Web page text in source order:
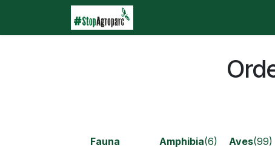
Se rendre au contenu
Fauna Amphibia(6) Aves(99)